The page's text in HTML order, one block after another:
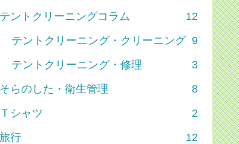
テントクリーニングコラム
12
テントクリーニング・クリーニング 9
テントクリーニング・修理
3
そらのした・衛生管理
8
Ｔシャツ
2
旅行
12